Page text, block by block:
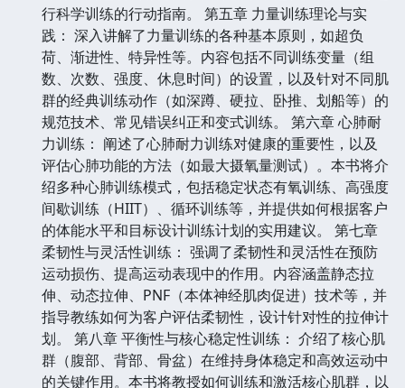
行科学训练的行动指南。 第五章 力量训练理论与实
践： 深入讲解了力量训练的各种基本原则，如超负
荷、渐进性、特异性等。内容包括不同训练变量（组
数、次数、强度、休息时间）的设置，以及针对不同肌
群的经典训练动作（如深蹲、硬拉、卧推、划船等）的
规范技术、常见错误纠正和变式训练。 第六章 心肺耐
力训练： 阐述了心肺耐力训练对健康的重要性，以及
评估心肺功能的方法（如最大摄氧量测试）。本书将介
绍多种心肺训练模式，包括稳定状态有氧训练、高强度
间歇训练（HIIT）、循环训练等，并提供如何根据客户
的体能水平和目标设计训练计划的实用建议。 第七章
柔韧性与灵活性训练： 强调了柔韧性和灵活性在预防
运动损伤、提高运动表现中的作用。内容涵盖静态拉
伸、动态拉伸、PNF（本体神经肌肉促进）技术等，并
指导教练如何为客户评估柔韧性，设计针对性的拉伸计
划。 第八章 平衡性与核心稳定性训练： 介绍了核心肌
群（腹部、背部、骨盆）在维持身体稳定和高效运动中
的关键作用。本书将教授如何训练和激活核心肌群，以